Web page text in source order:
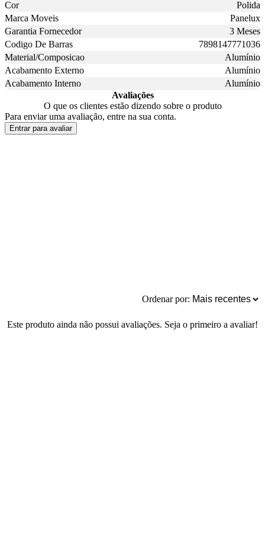
Cor
Polida
Marca Moveis
Panelux
Garantia Fornecedor
3 Meses
Codigo De Barras
7898147771036
Material/Composicao
Alumínio
Acabamento Externo
Alumínio
Acabamento Interno
Alumínio
Avaliações
O que os clientes estão dizendo sobre o produto
Para enviar uma avaliação, entre na sua conta.
Entrar para avaliar
Ordenar por:
Este produto ainda não possui avaliações. Seja o primeiro a avaliar!